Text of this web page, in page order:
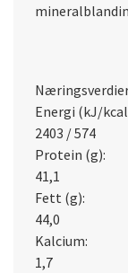
Energi (kJ/
2403 / 574
Protein (g):
41,1
Fett (g):
44,0
Kalcium:
1,7